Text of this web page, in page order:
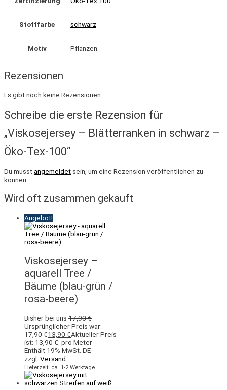
Stofffarbe schwarz
Motiv Pflanzen
Rezensionen
Es gibt noch keine Rezensionen.
Schreibe die erste Rezension für
„Viskosejersey – Blätterranken in schwarz –
Öko-Tex-100“
Du musstangemeldet sein, um eine Rezension veröffentlichen zu
können.
Wird oft zusammen gekauft
Angebot!
Viskosejersey –
aquarell Tree /
Bäume (blau-grün /
rosa-beere)
Bisher bei uns 17,90€
Ursprünglicher Preis war:
17,90 €13,90 €Aktueller Preis
ist: 13,90 €. pro Meter
Enthält 19% MwSt. DE
zzgl. Versand
Lieferzeit: ca. 1-2 Werktage